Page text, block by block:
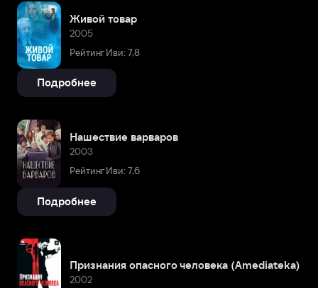
Живой товар
2005
Рейтинг Иви: 7,8
Подробнее
Нашествие варваров
2003
Рейтинг Иви: 7,6
Подробнее
Признания опасного человека (Amediateka)
2002